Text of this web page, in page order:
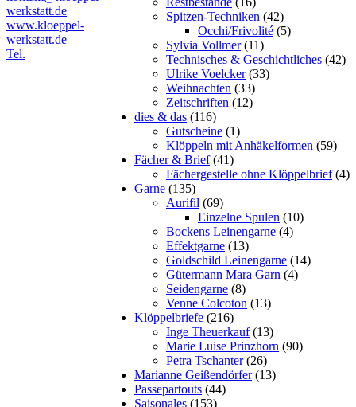
Spitzen-Techniken (42)
Occhi/Frivolité (5)
Sylvia Vollmer (11)
Technisches & Geschichtliches (42)
Ulrike Voelcker (33)
Weihnachten (33)
Zeitschriften (12)
dies & das (116)
Gutscheine (1)
Klöppeln mit Anhäkelformen (59)
Fächer & Brief (41)
Fächergestelle ohne Klöppelbrief (4)
Garne (135)
Aurifil (69)
Einzelne Spulen (10)
Bockens Leinengarne (4)
Effektgarne (13)
Goldschild Leinengarne (14)
Gütermann Mara Garn (4)
Seidengarne (8)
Venne Colcoton (13)
Klöppelbriefe (216)
Inge Theuerkauf (13)
Marie Luise Prinzhorn (90)
Petra Tschanter (26)
Marianne Geißendörfer (13)
Passepartouts (44)
Saisonales (153)
werkstatt.de
www.kloeppel-
werkstatt.de
Tel.